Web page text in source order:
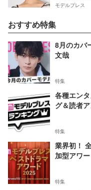
モデルプレス
おすすめ特集
8月のカバ
文哉
特集
各種エン
グ＆読者
特集
業界初！
加型アワ
特集